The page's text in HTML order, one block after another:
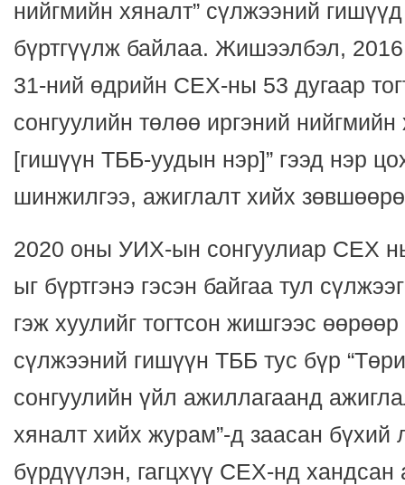
нийгмийн хяналт” сүлжээний
бүртгүүлж байлаа. Жишээлбэл,
31-ний өдрийн СЕХ-ны 53 дугаар
сонгуулийн төлөө иргэний
[гишүүн ТББ-уудын нэр]” гээд нэр
шинжилгээ, ажиглалт хийх
2020 оны УИХ-ын сонгуулиар СЕХ
ыг бүртгэнэ гэсэн байгаа тул
гэж хуулийг тогтсон жишгээс
сүлжээний гишүүн ТББ тус бүр
сонгуулийн үйл ажиллагаанд
хяналт хийх журам”-д заасан бүхий
бүрдүүлэн, гагцхүү СЕХ-нд хандсан